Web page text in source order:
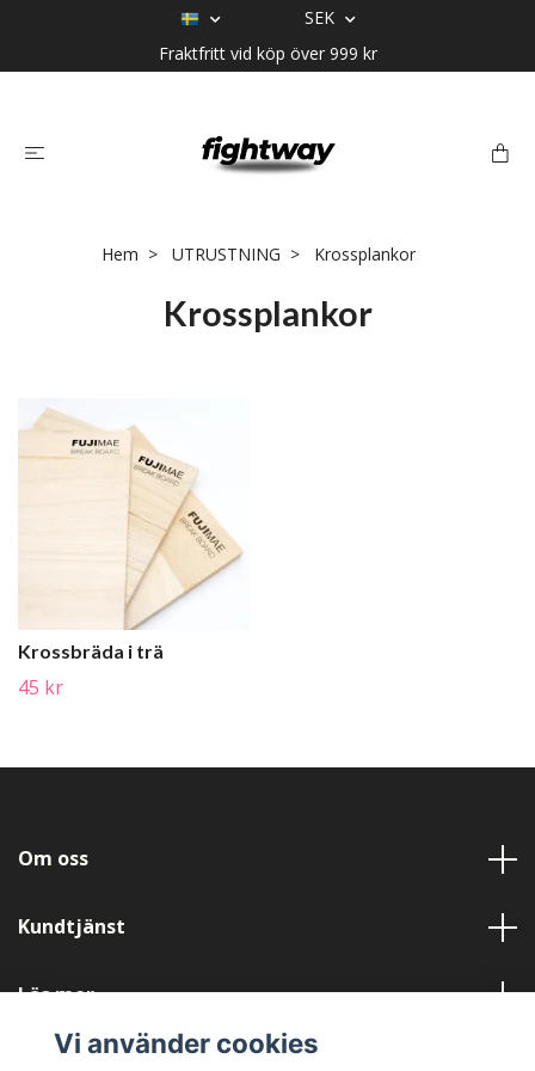
SEK
Fraktfritt vid köp över 999 kr
Hem UTRUSTNING Krossplankor
Krossplankor
Krossbräda i trä
45 kr
Om oss
Kundtjänst
Läs mer
Sociala medier
Vi använder cookies